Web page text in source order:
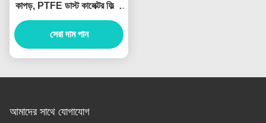
কাপড়, PTFE ডাস্ট কালেক্টর ফিল্টার
ফ্যাব্রিক
সেরা দাম পান
আমাদের সাথে যোগাযোগ